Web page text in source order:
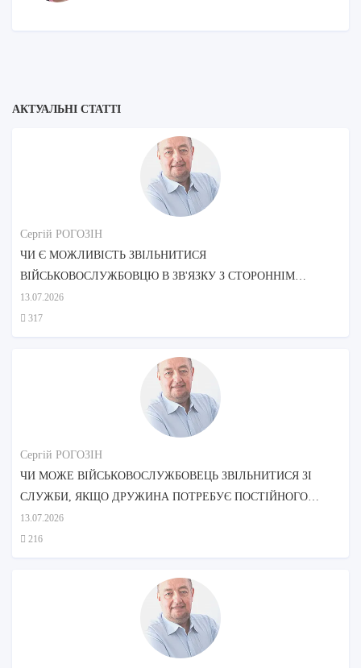
АКТУАЛЬНІ СТАТТІ
Сергій РОГОЗІН
ЧИ Є МОЖЛИВІСТЬ ЗВІЛЬНИТИСЯ
ВІЙСЬКОВОСЛУЖБОВЦЮ В ЗВ'ЯЗКУ З СТОРОННІМ
ДОГЛЯДОМ МАТЕРІ?
13.07.2026
317
Сергій РОГОЗІН
ЧИ МОЖЕ ВІЙСЬКОВОСЛУЖБОВЕЦЬ ЗВІЛЬНИТИСЯ ЗІ
СЛУЖБИ, ЯКЩО ДРУЖИНА ПОТРЕБУЄ ПОСТІЙНОГО
ДОГЛЯДУ?
13.07.2026
216